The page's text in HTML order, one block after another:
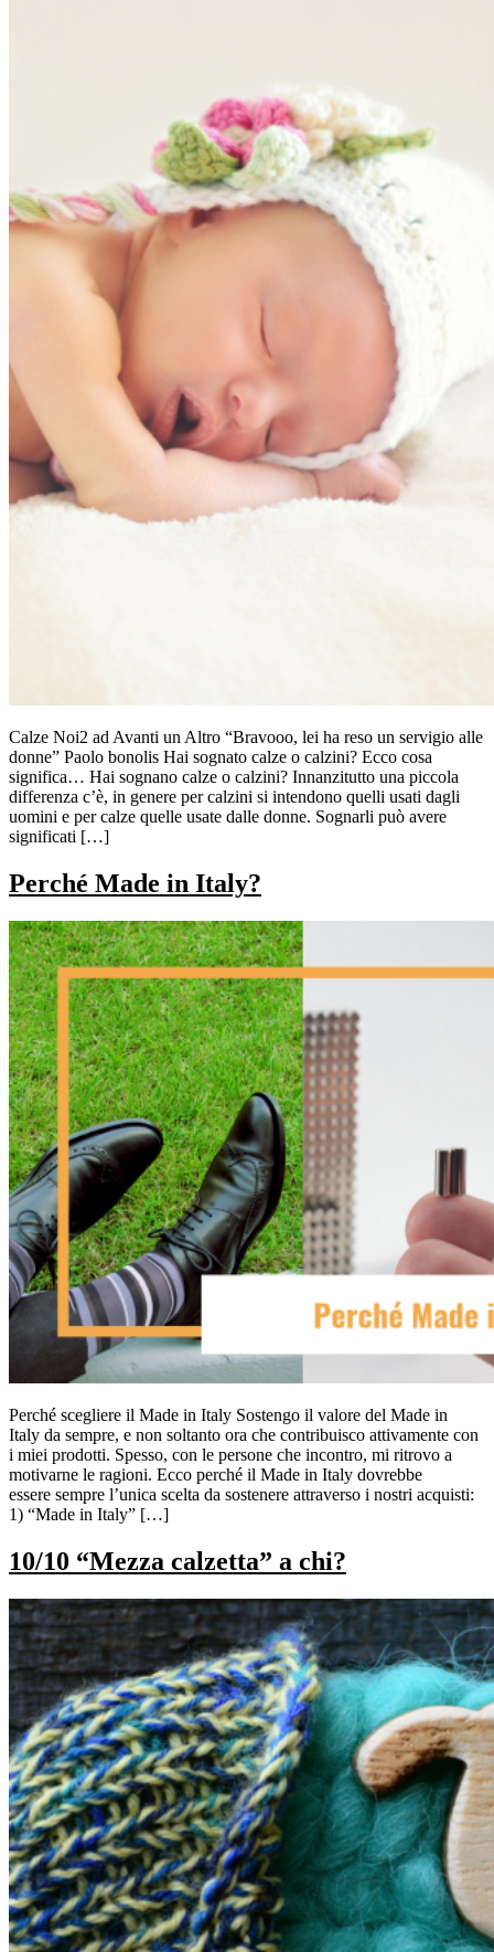
Calze Noi2 ad Avanti un Altro “Bravooo, lei ha reso un servigio alle
donne” Paolo bonolis Hai sognato calze o calzini? Ecco cosa
significa… Hai sognano calze o calzini? Innanzitutto una piccola
differenza c’è, in genere per calzini si intendono quelli usati dagli
uomini e per calze quelle usate dalle donne. Sognarli può avere
significati […]
Perché Made in Italy?
Perché scegliere il Made in Italy Sostengo il valore del Made in
Italy da sempre, e non soltanto ora che contribuisco attivamente con
i miei prodotti. Spesso, con le persone che incontro, mi ritrovo a
motivarne le ragioni. Ecco perché il Made in Italy dovrebbe
essere sempre l’unica scelta da sostenere attraverso i nostri acquisti:
1) “Made in Italy” […]
10/10 “Mezza calzetta” a chi?